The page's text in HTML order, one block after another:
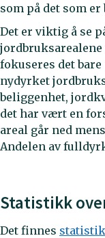
som på det som er
Det er viktig å se
jordbruksarealene
fokuseres det
nydyrket
beliggenhet,
det har vært en
areal går ned
Andelen av
Statistikk
Det finnes